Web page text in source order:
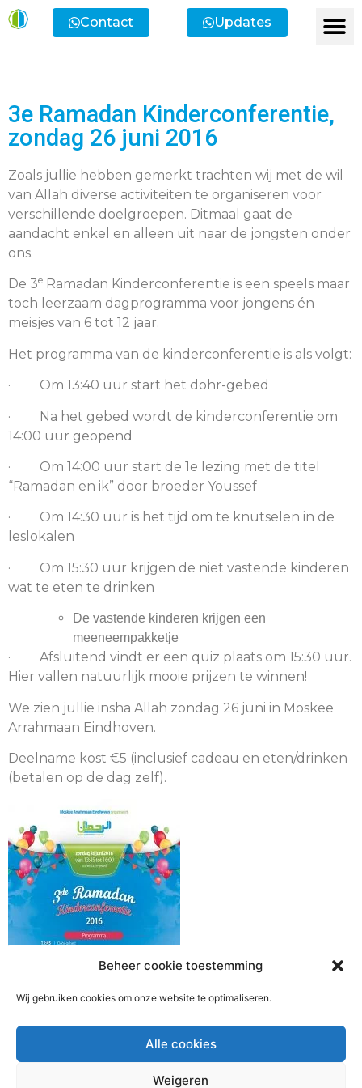
Beheer cookie toestemming
Wij gebruiken cookies om onze website te optimaliseren.
Alle cookies
Weigeren
Contact Updates
3e Ramadan Kinderconferentie,
zondag 26 juni 2016
Zoals jullie hebben gemerkt trachten wij met de wil
van Allah diverse activiteiten te organiseren voor
verschillende doelgroepen. Ditmaal gaat de
aandacht enkel en alleen uit naar de jongsten onder
ons.
De 3e Ramadan Kinderconferentie is een speels maar
toch leerzaam dagprogramma voor jongens én
meisjes van 6 tot 12 jaar.
Het programma van de kinderconferentie is als volgt:
· Om 13:40 uur start het dohr-gebed
· Na het gebed wordt de kinderconferentie om
14:00 uur geopend
· Om 14:00 uur start de 1e lezing met de titel
“Ramadan en ik” door broeder Youssef
· Om 14:30 uur is het tijd om te knutselen in de
leslokalen
· Om 15:30 uur krijgen de niet vastende kinderen
wat te eten te drinken
De vastende kinderen krijgen een
meeneempakketje
· Afsluitend vindt er een quiz plaats om 15:30 uur.
Hier vallen natuurlijk mooie prijzen te winnen!
We zien jullie insha Allah zondag 26 juni in Moskee
Arrahmaan Eindhoven.
Deelname kost €5 (inclusief cadeau en eten/drinken
(betalen op de dag zelf).